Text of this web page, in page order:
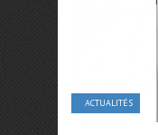
ACTUALITÉS